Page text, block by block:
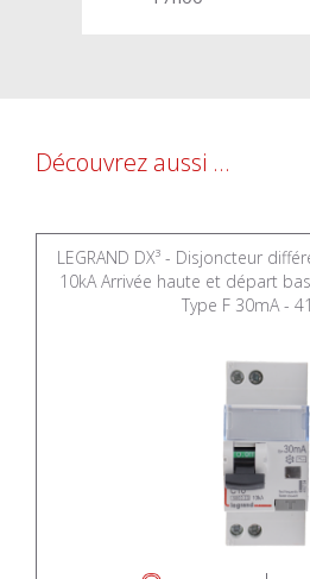
Découvrez aussi ...
LEGRAND DX³ - Disjoncteur
10kA Arrivée haute et départ
Type F 30mA -